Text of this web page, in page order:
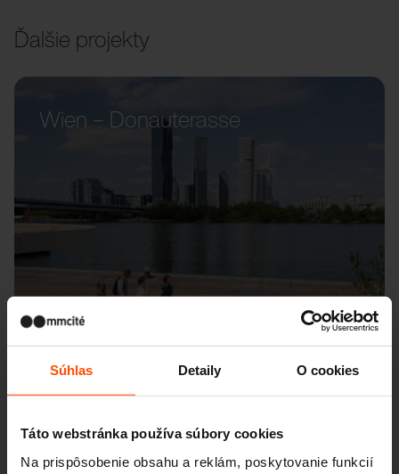
Súhlas Detaily O cookies
Táto webstránka používa súbory cookies
Na prispôsobenie obsahu a reklám, poskytovanie funkcií
Ďalšie projekty
Wien – Donauterasse